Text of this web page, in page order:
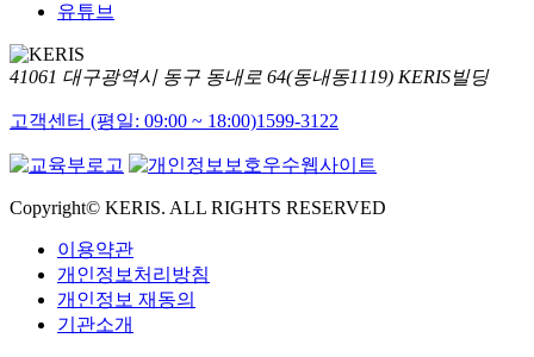
유튜브
41061 대구광역시 동구 동내로 64(동내동1119) KERIS빌딩
고객센터 (평일: 09:00 ~ 18:00)1599-3122
Copyright© KERIS. ALL RIGHTS RESERVED
이용약관
개인정보처리방침
개인정보 재동의
기관소개